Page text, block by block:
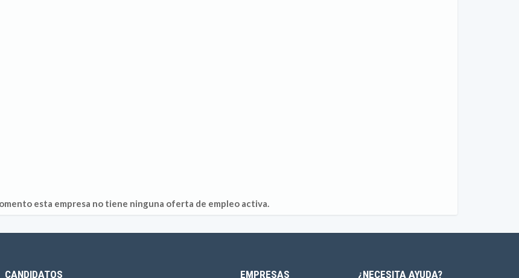
esta empresa no tiene ninguna oferta de empleo activa.
CANDIDATOS EMPRESAS ¿NECESITA AYUDA?